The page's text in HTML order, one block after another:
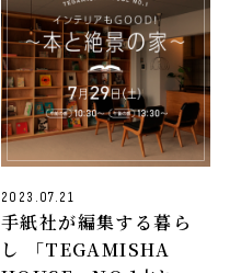
2023.07.21
手紙社が編集する暮ら
し 「TEGAMISHA